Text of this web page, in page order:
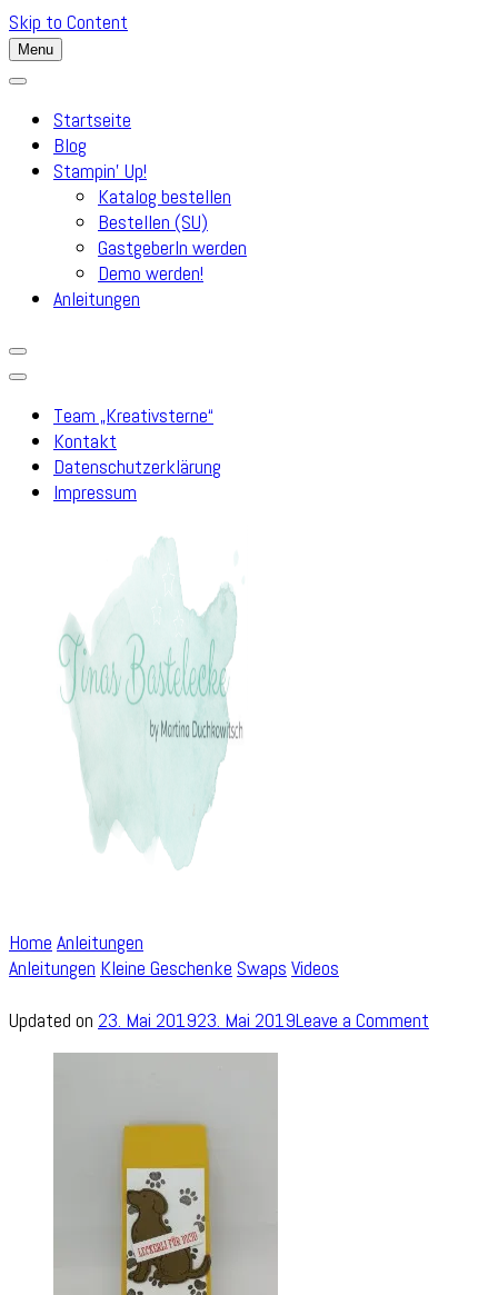
Skip to Content
Menu
Startseite
Blog
Stampin’ Up!
Katalog bestellen
Bestellen (SU)
GastgeberIn werden
Demo werden!
Anleitungen
Team „Kreativsterne“
Kontakt
Datenschutzerklärung
Impressum
Home Anleitungen
Anleitungen Kleine Geschenke Swaps Videos
Updated on 23. Mai 201923. Mai 2019Leave a Comment